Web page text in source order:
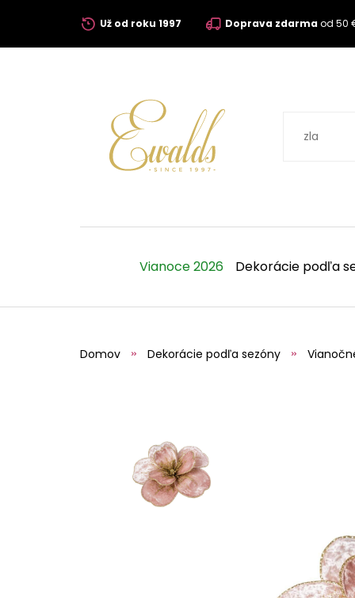
Už od roku 1997 Doprava zdarmaod 50
Vianoce 2026 Dekorácie podľa
Domov Dekorácie podľa sezóny